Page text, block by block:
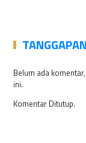
Belum ada
ini.
Komentar Ditutup.